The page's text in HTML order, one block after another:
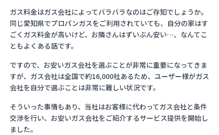
ガス料金はガス会社によってバラバラなのはご存知でしょうか。
同じ愛知県でプロパンガスをご利用されていても、自分の家はす
ごくガス料金が高いけど、お隣さんはずいぶん安い…、なんてこ
ともよくある話です。
ですので、お安いガス会社を選ぶことが非常に重要になってきま
すが、ガス会社は全国で約16,000社あるため、ユーザー様がガス
会社を自分で選ぶことは非常に難しい状況です。
そういった事情もあり、当社はお客様に代わってガス会社と条件
交渉を行い、お安いガス会社をご紹介するサービス提供を開始し
ました。